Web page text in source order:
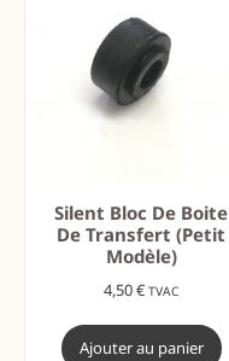
Silent Bloc De Boite
De Transfert (petit
Modèle)
4,50€ TVAC
Ajouter au panier